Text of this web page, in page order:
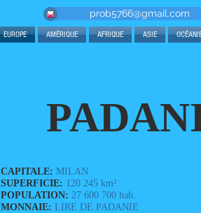
prob5766@gmail.com
EUROPE AMÉRIQUE AFRIQUE ASIE
CAPITALE: MILAN
SUPERFICIE: 120 245 km²
POPULATION: 27 600 700 hab.
MONNAIE: LIRE DE PADANIE